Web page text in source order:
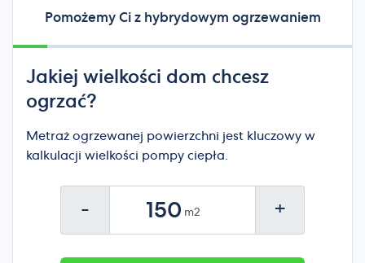
Pomożemy Ci z hybrydowym ogrzewaniem
Jakiej wielkości dom chcesz
ogrzać?
Metraż ogrzewanej powierzchni jest kluczowy w
kalkulacji wielkości pompy ciepła.
- +